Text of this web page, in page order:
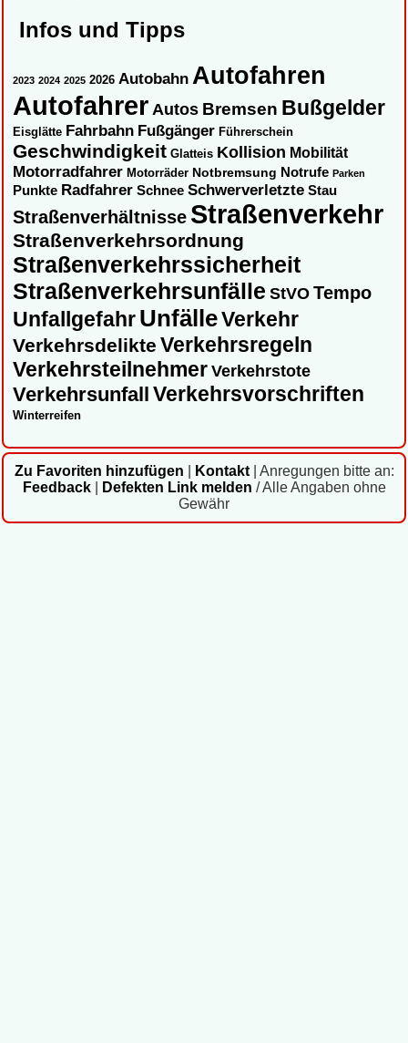
Infos und Tipps
2023 2024 2025 2026 Autobahn Autofahren
AutofahrerAutos Bremsen Bußgelder
Eisglätte Fahrbahn Fußgänger Führerschein
Geschwindigkeit Glatteis Kollision Mobilität
Motorradfahrer Motorräder Notbremsung Notrufe Parken
Punkte Radfahrer Schnee Schwerverletzte Stau
Straßenverhältnisse Straßenverkehr
Straßenverkehrsordnung
Straßenverkehrssicherheit
Straßenverkehrsunfälle StVOTempo
UnfallgefahrUnfälleVerkehr
Verkehrsdelikte Verkehrsregeln
Verkehrsteilnehmer Verkehrstote
Verkehrsunfall Verkehrsvorschriften
Winterreifen
Zu Favoriten hinzufügen Kontakt| Anregungen bitte an:
Feedback| Defekten Link melden / Alle Angaben ohne
Gewähr